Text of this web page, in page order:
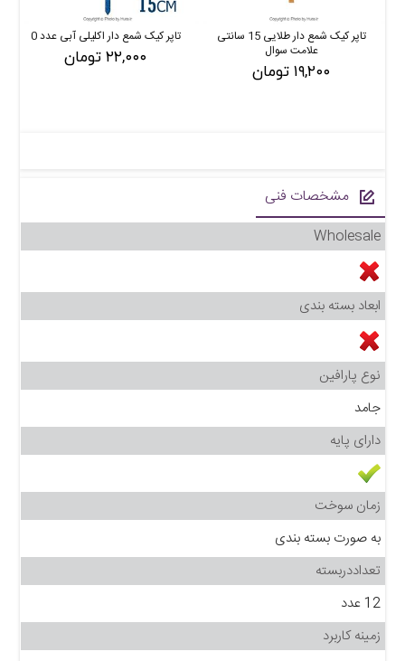
تاپر کیک شمع دار طلایی 15 سانتی
علامت سوال
۱۹,۲۰۰ تومان
تاپر کیک شمع دار اکلیلی آبی عدد 0
۲۲,۰۰۰ تومان
مشخصات فنی
Wholesale
ابعاد بسته بندی
نوع پارافین
جامد
دارای پایه
زمان سوخت
به صورت بسته بندی
تعداددربسته
12 عدد
زمینه کاربرد